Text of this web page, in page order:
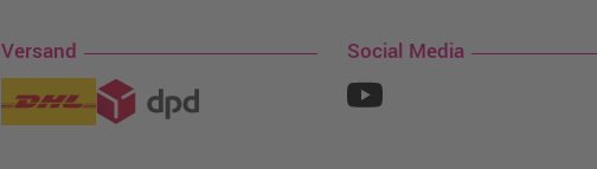
Versand Social Media